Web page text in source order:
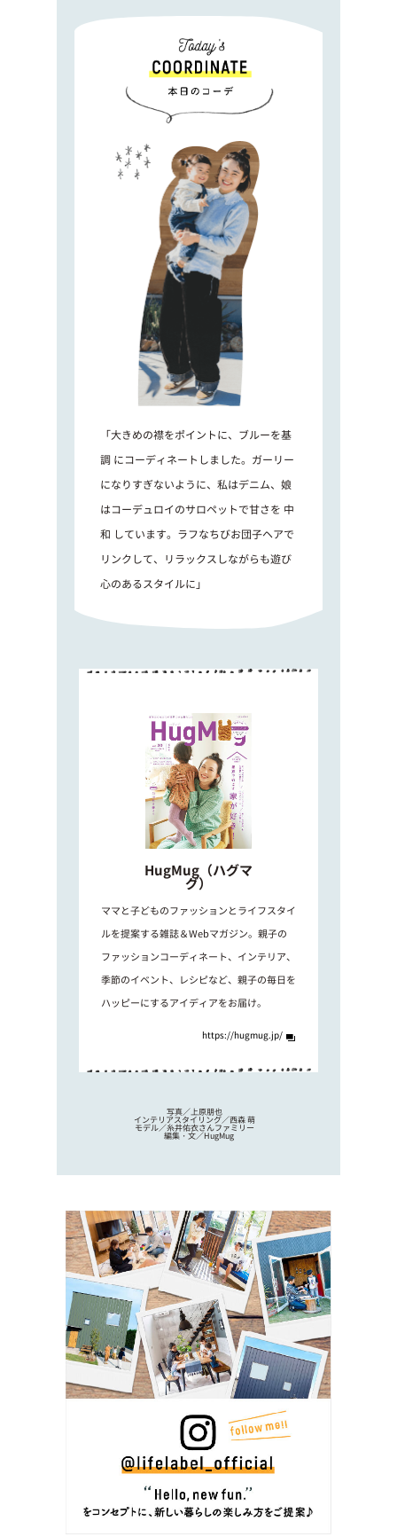
「大きめの襟をポイントに、ブルーを基
調 にコーディネートしました。ガーリー
になりすぎないように、私はデニム、娘
はコーデュロイのサロペットで甘さを 中
和 しています。ラフなちびお団子ヘアで
リンクして、リラックスしながらも遊び
心のあるスタイルに」
HugMug（ハグマ
グ）
ママと子どものファッションとライフスタイ
ルを提案する雑誌＆Webマガジン。親子の
ファッションコーディネート、インテリア、
季節のイベント、レシピなど、親子の毎日を
ハッピーにするアイディアをお届け。
https://hugmug.jp/
写真／上原朋也
インテリアスタイリング／西森 萌
モデル／糸井佑衣さんファミリー
編集・文／HugMug